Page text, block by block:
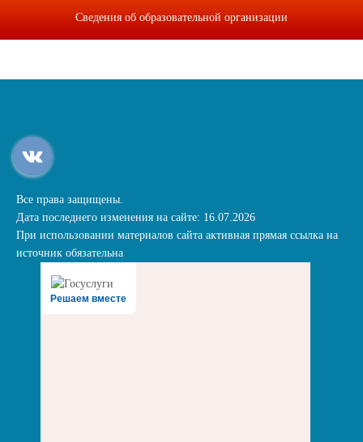
Сведения об образовательной организации
Все права защищены.
Дата последнего изменения на сайте: 16.07.2026
При использовании материалов сайта активная прямая ссылка на
источник обязательна
Решаем вместе